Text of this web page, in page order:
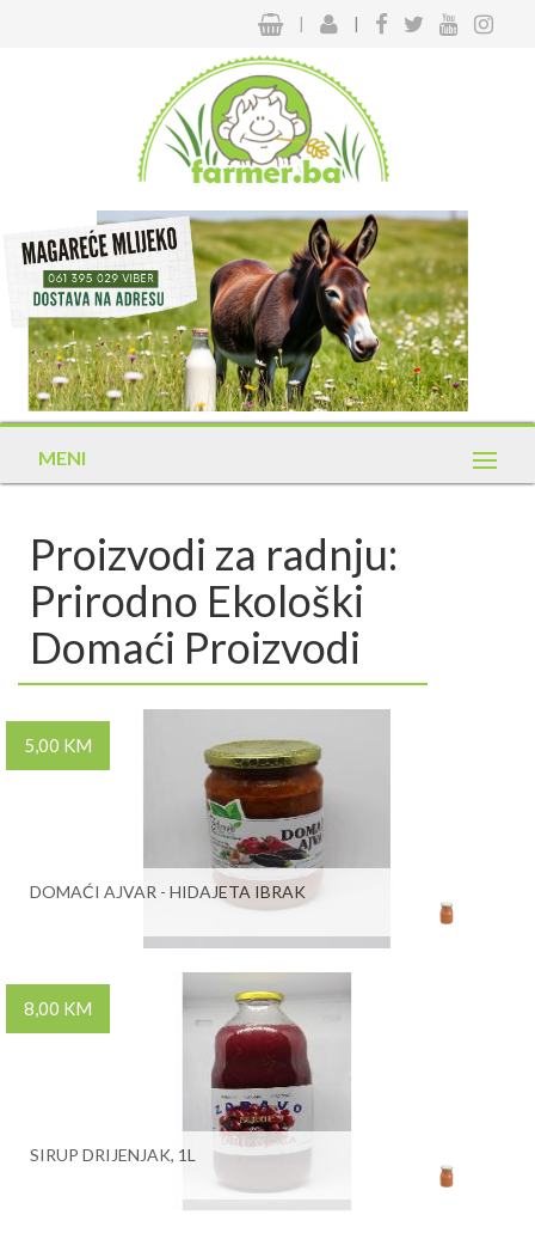
| |
MENI
Proizvodi za radnju:
Prirodno Ekološki
Domaći Proizvodi
5,00 KM
DOMAĆI AJVAR - HIDAJETA IBRAK
8,00 KM
SIRUP DRIJENJAK, 1L